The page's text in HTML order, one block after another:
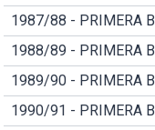
1987/88 - PRIMERA B
1988/89 - PRIMERA B
1989/90 - PRIMERA B
1990/91 - PRIMERA B